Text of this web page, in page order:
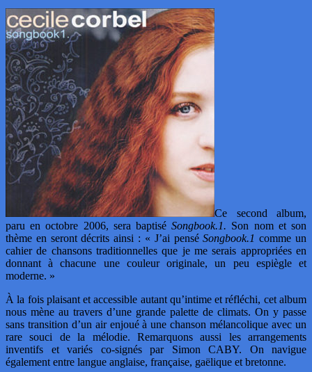
Ce second album,
paru en octobre 2006, sera baptiséSongbook.1. Son nom et son
thème en seront décrits ainsi : « J’ai penséSongbook.1 comme un
cahier de chansons traditionnelles que je me serais appropriées en
donnant à chacune une couleur originale, un peu espiègle et
moderne. »
À la fois plaisant et accessible autant qu’intime et réfléchi, cet album
nous mène au travers d’une grande palette de climats. On y passe
sans transition d’un air enjoué à une chanson mélancolique avec un
rare souci de la mélodie. Remarquons aussi les arrangements
inventifs et variés co-signés par Simon CABY. On navigue
également entre langue anglaise, française, gaëlique et bretonne.